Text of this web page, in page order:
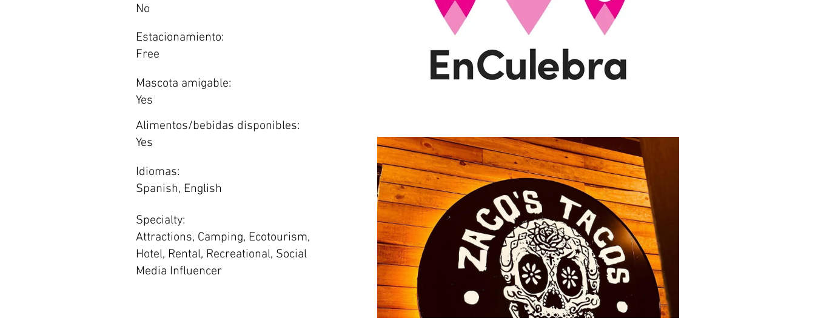
No
Estacionamiento:
Free
Mascota amigable:
Yes
Alimentos/bebidas disponibles:
Yes
Idiomas:
Spanish, English
Specialty:
Attractions, Camping, Ecotourism,
Hotel, Rental, Recreational, Social
Media Influencer